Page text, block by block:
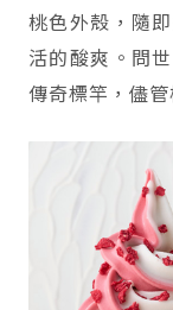
桃色外殼，隨
活的酸爽。問
傳奇標竿，儘管